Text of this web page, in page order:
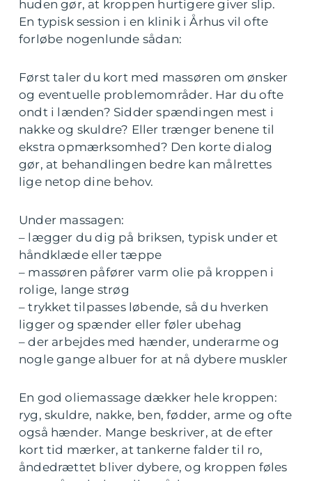
huden gør, at kroppen hurtigere giver slip.
En typisk session i en klinik i Århus vil ofte
forløbe nogenlunde sådan:
Først taler du kort med massøren om ønsker
og eventuelle problemområder. Har du ofte
ondt i lænden? Sidder spændingen mest i
nakke og skuldre? Eller trænger benene til
ekstra opmærksomhed? Den korte dialog
gør, at behandlingen bedre kan målrettes
lige netop dine behov.
Under massagen:
– lægger du dig på briksen, typisk under et
håndklæde eller tæppe
– massøren påfører varm olie på kroppen i
rolige, lange strøg
– trykket tilpasses løbende, så du hverken
ligger og spænder eller føler ubehag
– der arbejdes med hænder, underarme og
nogle gange albuer for at nå dybere muskler
En god oliemassage dækker hele kroppen:
ryg, skuldre, nakke, ben, fødder, arme og ofte
også hænder. Mange beskriver, at de efter
kort tid mærker, at tankerne falder til ro,
åndedrættet bliver dybere, og kroppen føles